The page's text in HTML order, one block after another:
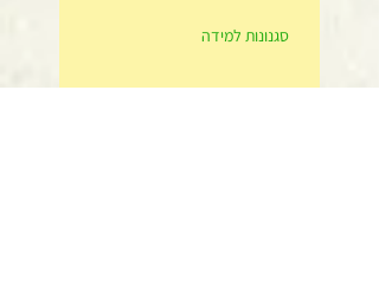
סגנונות למידה